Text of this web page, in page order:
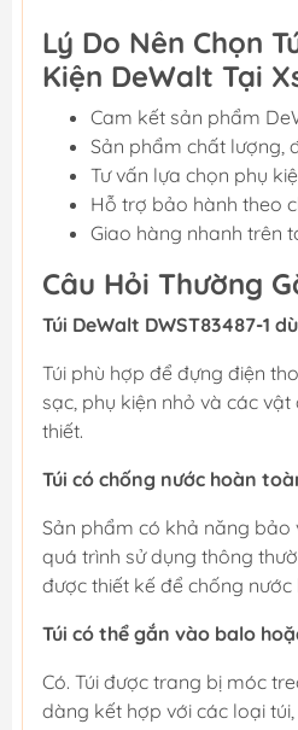
Lý Do Nên Chọn
Kiện DeWalt Tại
Cam kết sản phẩm
Sản phẩm chất lượng,
Tư vấn lựa chọn phụ
Hỗ trợ bảo hành theo
Giao hàng nhanh trên
Câu Hỏi Thường
Túi DeWalt DWST83487-1
Túi phù hợp để đựng điện
sạc, phụ kiện nhỏ và các
thiết.
Túi có chống nước hoàn
Sản phẩm có khả năng
quá trình sử dụng thông
được thiết kế để chống nước
Túi có thể gắn vào balo
Có. Túi được trang bị móc
dàng kết hợp với các loại